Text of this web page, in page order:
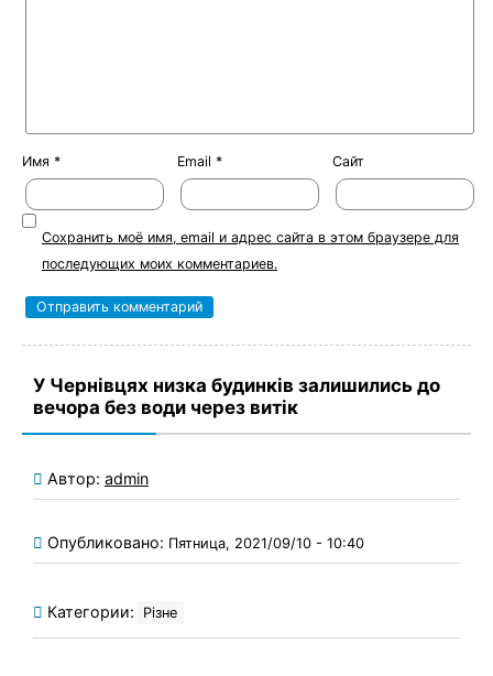
Имя * Email * Сайт
Сохранить моё имя, email и адрес сайта в этом браузере для
последующих моих комментариев.
У Чернівцях низка будинків залишились до
вечора без води через витік
Автор: admin
Опубликовано: Пятница, 2021/09/10 - 10:40
Категории: Різне